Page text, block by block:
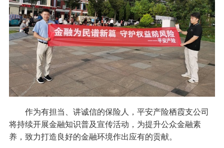
作为有担当、讲诚信的保险人，平安产险栖霞支公司
将持续开展金融知识普及宣传活动，为提升公众金融素
养，致力打造良好的金融环境作出应有的贡献。